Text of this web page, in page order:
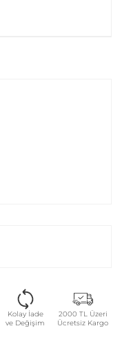
Kolay İade
ve Değişim
2000 TL Üzeri
Ücretsiz Kargo